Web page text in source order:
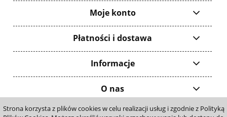
Strona korzysta z plików cookies w celu realizacji usług i zgodnie z Polityką
Moje konto
Płatności i dostawa
Informacje
O nas